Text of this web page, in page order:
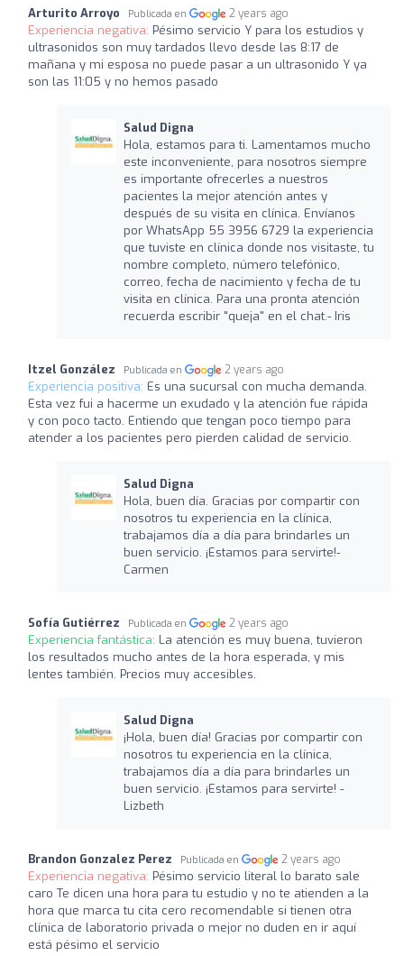
Arturito Arroyo Publicada en 2 years ago
Experiencia negativa: Pésimo servicio Y para los estudios y
ultrasonidos son muy tardados llevo desde las 8:17 de
mañana y mi esposa no puede pasar a un ultrasonido Y ya
son las 11:05 y no hemos pasado
Salud Digna
Hola, estamos para ti. Lamentamos mucho
este inconveniente, para nosotros siempre
es importante ofrecerles a nuestros
pacientes la mejor atención antes y
después de su visita en clínica. Envíanos
por WhatsApp 55 3956 6729 la experiencia
que tuviste en clínica donde nos visitaste, tu
nombre completo, número telefónico,
correo, fecha de nacimiento y fecha de tu
visita en clínica. Para una pronta atención
recuerda escribir "queja" en el chat.- Iris
Itzel González Publicada en 2 years ago
Experiencia positiva: Es una sucursal con mucha demanda.
Esta vez fui a hacerme un exudado y la atención fue rápida
y con poco tacto. Entiendo que tengan poco tiempo para
atender a los pacientes pero pierden calidad de servicio.
Salud Digna
Hola, buen día. Gracias por compartir con
nosotros tu experiencia en la clínica,
trabajamos día a día para brindarles un
buen servicio. ¡Estamos para servirte!-
Carmen
Sofía Gutiérrez Publicada en 2 years ago
Experiencia fantástica: La atención es muy buena, tuvieron
los resultados mucho antes de la hora esperada, y mis
lentes también. Precios muy accesibles.
Salud Digna
¡Hola, buen día! Gracias por compartir con
nosotros tu experiencia en la clínica,
trabajamos día a día para brindarles un
buen servicio. ¡Estamos para servirte! -
Lizbeth
Brandon Gonzalez Perez Publicada en 2 years ago
Experiencia negativa: Pésimo servicio literal lo barato sale
caro Te dicen una hora para tu estudio y no te atienden a la
hora que marca tu cita cero recomendable si tienen otra
clínica de laboratorio privada o mejor no duden en ir aquí
está pésimo el servicio